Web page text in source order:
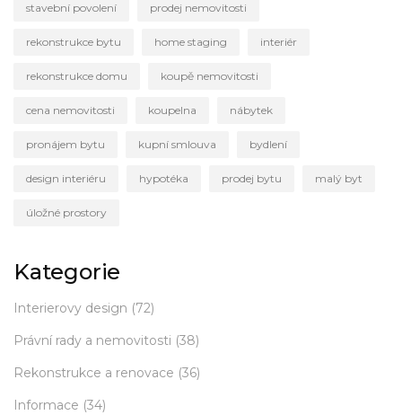
stavební povolení prodej nemovitosti
rekonstrukce bytu home staging interiér
rekonstrukce domu koupě nemovitosti
cena nemovitosti koupelna nábytek
pronájem bytu kupní smlouva bydlení
design interiéru hypotéka prodej bytu malý byt
úložné prostory
Kategorie
Interierovy design (72)
Právní rady a nemovitosti (38)
Rekonstrukce a renovace (36)
Informace (34)